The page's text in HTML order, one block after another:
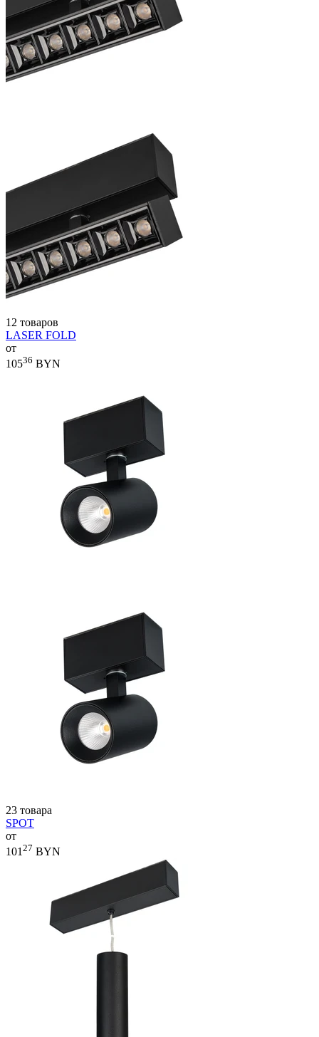
12 товаров
LASER FOLD
от
10536 BYN
23 товара
SPOT
от
101 27 BYN